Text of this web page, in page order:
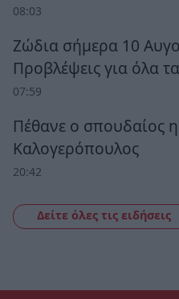
08:03
Ζώδια σήμερα 10
Προβλέψεις για όλα
07:59
Πέθανε ο σπουδαίος
Καλογερόπουλος
20:42
Δείτε όλες τις ειδήσεις